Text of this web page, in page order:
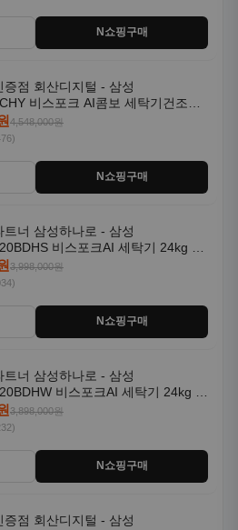
N쇼핑구매
증점 회산디지털 - 삼성
비스포크 AI콤보 세탁기건조기
1등급
4,548,000원
N쇼핑구매
트너 삼성하나로 - 삼성
비스포크AI 세탁기 24kg 건
제자동투입
3,998,000원
N쇼핑구매
트너 삼성하나로 - 삼성
비스포크AI 세탁기 24kg 건
제자동투입
3,898,000원
N쇼핑구매
증점 회산디지털 - 삼성